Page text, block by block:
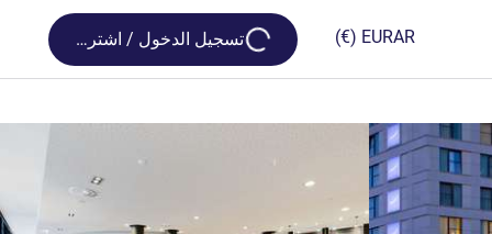
AR
EUR
(€)
Loading...
تسجيل الدخول / اشترك